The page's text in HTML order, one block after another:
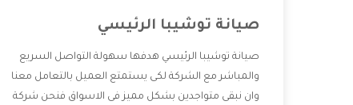
صيانة توشيبا الرئيسي
صيانة توشيبا الرئيسي هدفها سهولة التواصل السريع
والمباشر مع الشركة لكى يستمتع العميل بالتعامل معنا
وان نبقى متواجدين بشكل مميز فى الاسواق فنحن شركة